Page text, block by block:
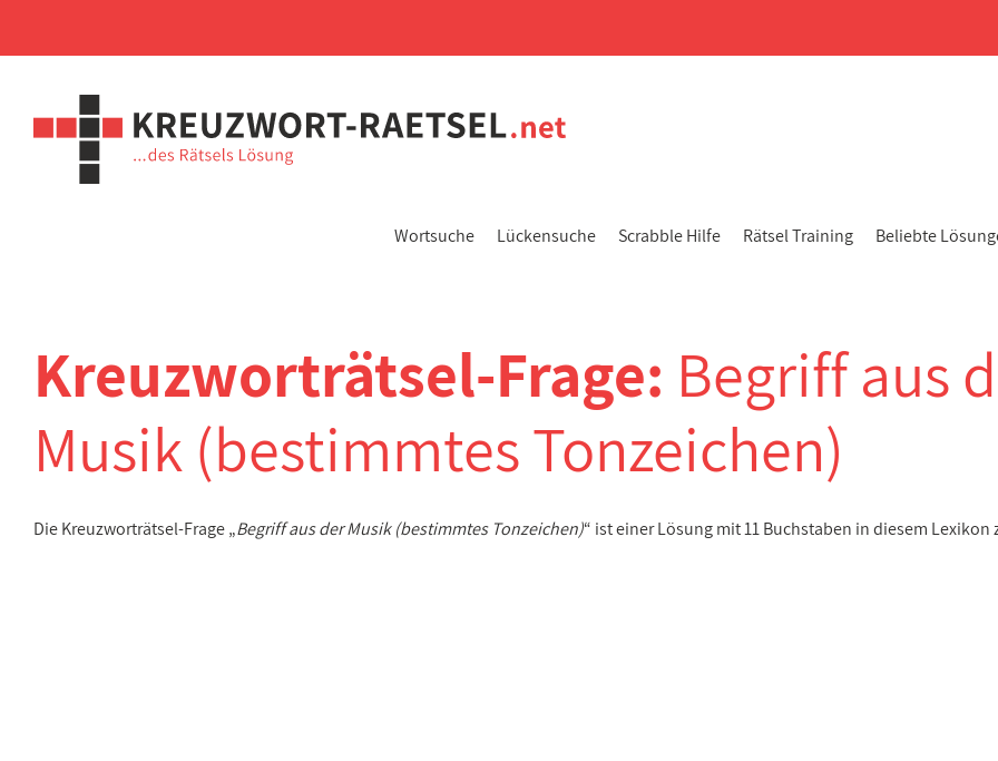
Wortsuche Lückensuche Scrabble Hilfe Rätsel Training Beliebte
Kreuzworträtsel-Frage: Begriff aus
Musik (bestimmtes Tonzeichen)
Die Kreuzworträtsel-Frage „Begriff aus der Musik (bestimmtes Tonzeichen)“ ist einer Lösung mit 11 Buchstaben in diesem Lexikon